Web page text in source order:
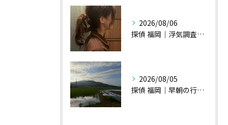
2026/08/06
探偵 福岡｜浮気調査の現場から・・・・チハルさん特集
2026/08/05
探偵 福岡｜早朝の行動調査、初見一発勝負のような・・・・